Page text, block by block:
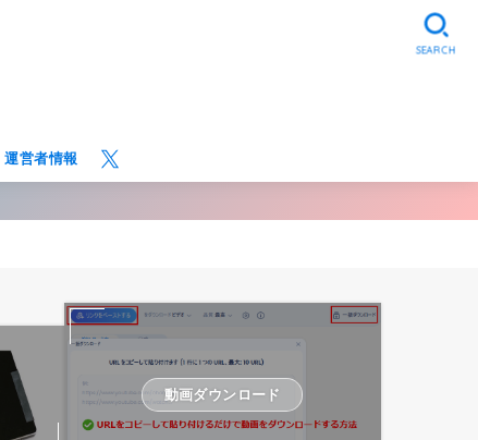
運営者情報
SEARCH
動画ダウンロード